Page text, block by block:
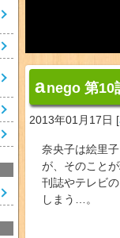
anego 第10
2013年01月17日 [
奈央子は絵里
が、そのこと
刊誌やテレビ
しまう…。